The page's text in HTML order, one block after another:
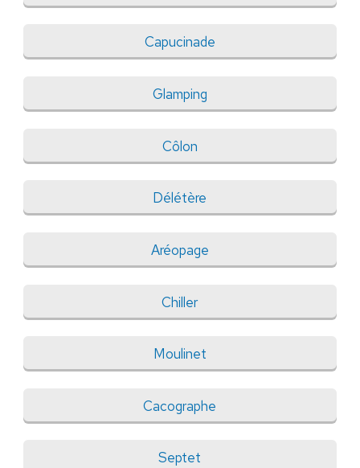
Capucinade
Glamping
Côlon
Délétère
Aréopage
Chiller
Moulinet
Cacographe
Septet